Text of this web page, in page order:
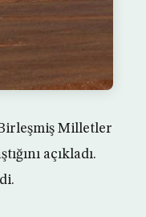
Milletler
açıkladı.